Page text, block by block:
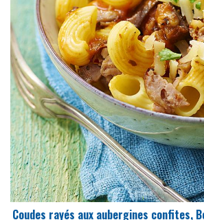
DIFFICULTÉ
PRÉPARATION
10 Min
Coudes rayés aux aubergines confites,